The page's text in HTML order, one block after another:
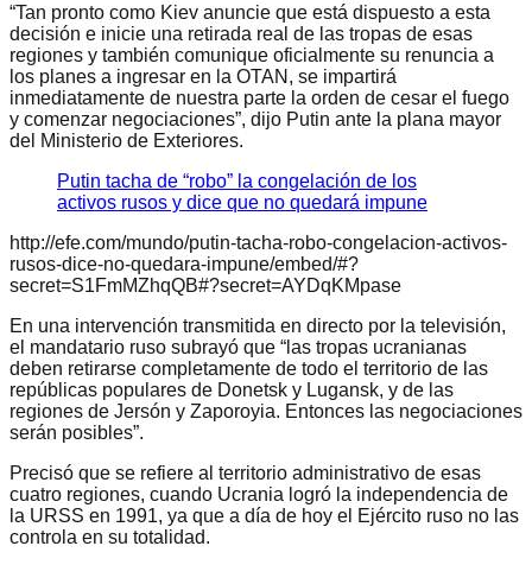
“Tan pronto como Kiev anuncie que está dispuesto a esta
decisión e inicie una retirada real de las tropas de esas
regiones y también comunique oficialmente su renuncia a
los planes a ingresar en la OTAN, se impartirá
inmediatamente de nuestra parte la orden de cesar el fuego
y comenzar negociaciones”, dijo Putin ante la plana mayor
del Ministerio de Exteriores.
Putin tacha de “robo” la congelación de los
activos rusos y dice que no quedará impune
http://efe.com/mundo/putin-tacha-robo-congelacion-activos-
rusos-dice-no-quedara-impune/embed/#?
secret=S1FmMZhqQB#?secret=AYDqKMpase
En una intervención transmitida en directo por la televisión,
el mandatario ruso subrayó que “las tropas ucranianas
deben retirarse completamente de todo el territorio de las
repúblicas populares de Donetsk y Lugansk, y de las
regiones de Jersón y Zaporoyia. Entonces las negociaciones
serán posibles”.
Precisó que se refiere al territorio administrativo de esas
cuatro regiones, cuando Ucrania logró la independencia de
la URSS en 1991, ya que a día de hoy el Ejército ruso no las
controla en su totalidad.